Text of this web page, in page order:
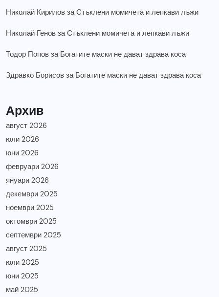
Николай Кирилов заСтъклени момичета и лепкави лъжи
Николай Генов заСтъклени момичета и лепкави лъжи
Тодор Попов за Богатите маски не дават здрава коса
Здравко Борисов за Богатите маски не дават здрава коса
Архив
август 2026
юли 2026
юни 2026
февруари 2026
януари 2026
декември 2025
ноември 2025
октомври 2025
септември 2025
август 2025
юли 2025
юни 2025
май 2025